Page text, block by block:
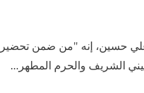
حسين، إنه "من ضمن
الشريف والحرم المطهر...